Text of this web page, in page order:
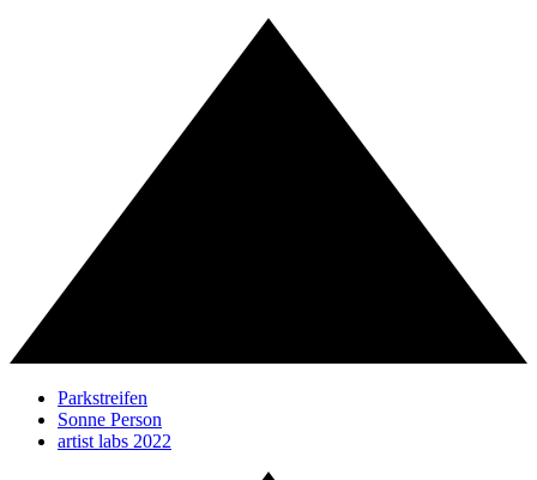
Parkstreifen
Sonne Person
artist labs 2022